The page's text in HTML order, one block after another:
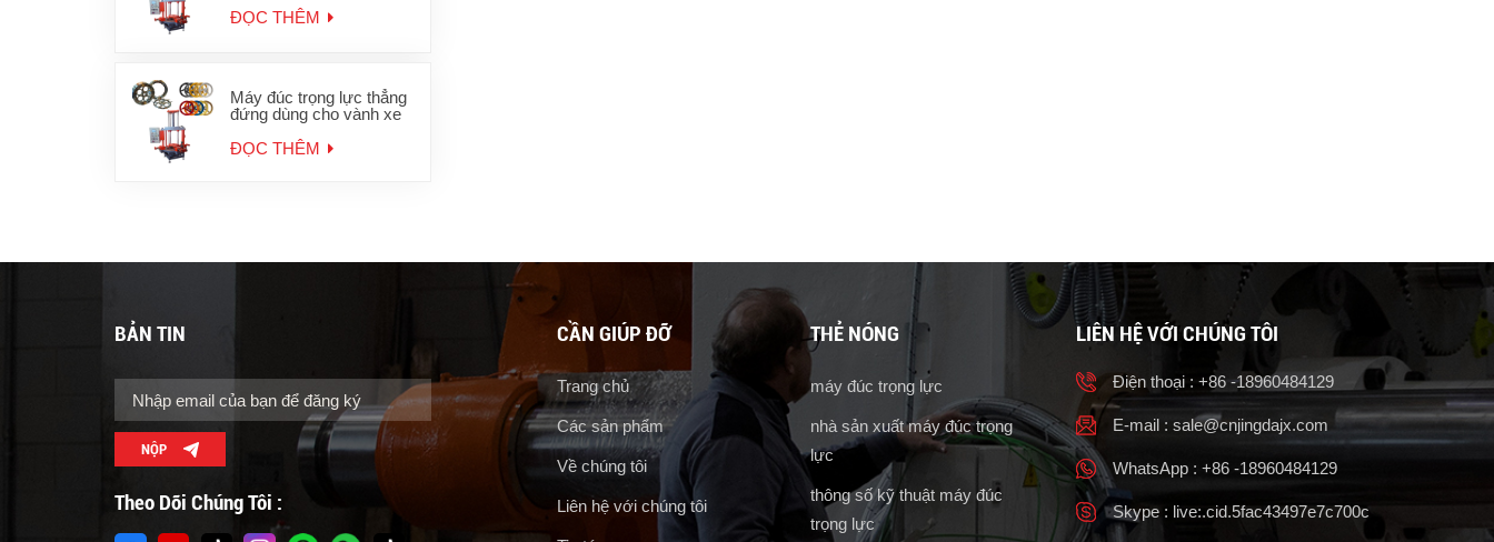
ĐỌC THÊM
Máy đúc trọng lực thẳng
đứng dùng cho vành xe
ĐỌC THÊM
BẢN TIN
NỘP
Theo Dõi Chúng Tôi :
CẦN GIÚP ĐỠ
Trang chủ
Các sản phẩm
Về chúng tôi
Liên hệ với chúng tôi
THẺ NÓNG
máy đúc trọng lực
nhà sản xuất máy đúc trọng
lực
thông số kỹ thuật máy đúc
trọng lực
LIÊN HỆ VỚI CHÚNG TÔI
Điện thoại : +86 -18960484129
E-mail : sale@cnjingdajx.com
WhatsApp : +86 -18960484129
Skype : live:.cid.5fac43497e7c700c